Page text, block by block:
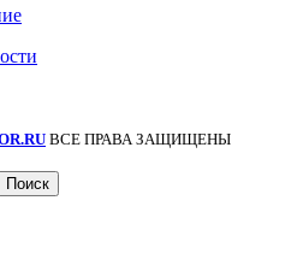
ВСЕ ПРАВА ЗАЩИЩЕНЫ
Поиск